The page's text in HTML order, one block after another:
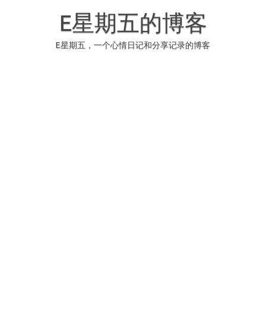
E星期五的博客
E星期五，一个心情日记和分享记录的博客